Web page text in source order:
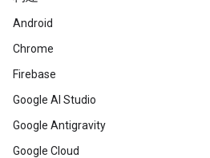
Android
Chrome
Firebase
Google AI Studio
Google Antigravity
Google Cloud